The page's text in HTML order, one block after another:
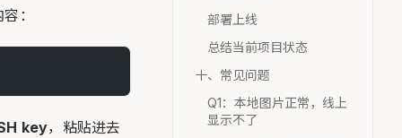
部署上线
总结当前项目状态
十、常见问题
Q1：本地图片正常，线上
显示不了
：
key，粘贴进去